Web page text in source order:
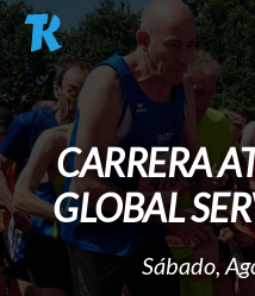
Pasar al contenido principal
CARRERA
GLOBAL
Sábado,